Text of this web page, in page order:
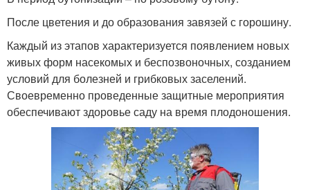
После цветения и до образования завязей с горошину.
Каждый из этапов характеризуется появлением новых
живых форм насекомых и беспозвоночных, созданием
условий для болезней и грибковых заселений.
Своевременно проведенные защитные мероприятия
обеспечивают здоровье саду на время плодоношения.